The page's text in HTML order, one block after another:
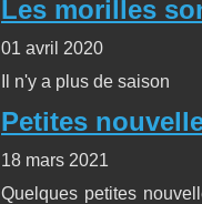
Les morilles
01 avril 2020
Il n'y a plus de saison
Petites
18 mars 2021
Quelques petites